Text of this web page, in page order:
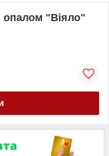
опалом "Віяло"